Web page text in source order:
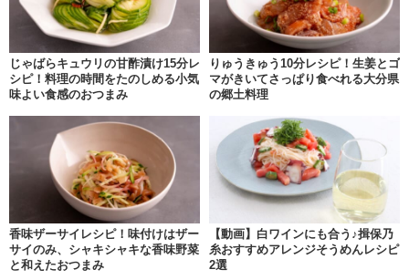
じゃばらキュウリの甘酢漬け15分レ
シピ！料理の時間をたのしめる小気
味よい食感のおつまみ
りゅうきゅう10分レシピ！生姜とゴ
マがきいてさっぱり食べれる大分県
の郷土料理
香味ザーサイレシピ！味付けはザー
サイのみ、シャキシャキな香味野菜
と和えたおつまみ
【動画】白ワインにも合う♪揖保乃
糸おすすめアレンジそうめんレシピ
2選